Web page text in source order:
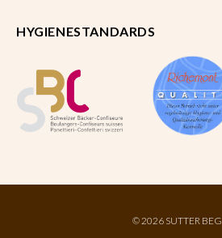
HYGIENESTANDARDS
©2026 SUTTER